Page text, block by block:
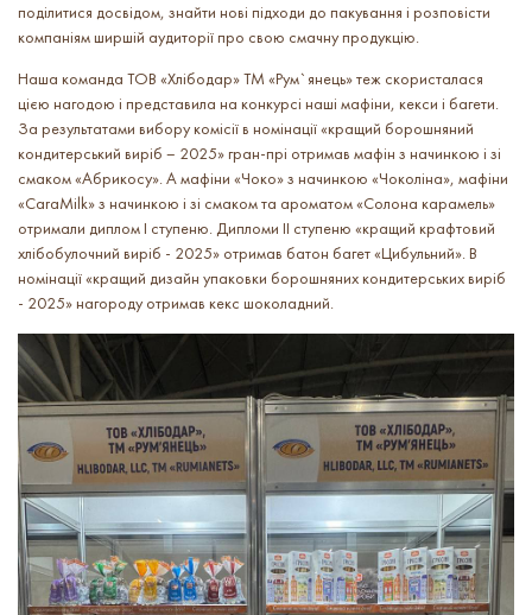
поділитися досвідом, знайти нові підходи до пакування і розповісти
компаніям ширшій аудиторії про свою смачну продукцію.
Наша команда ТОВ «Хлібодар» ТМ «Рум`янець» теж скористалася
цією нагодою і представила на конкурсі наші мафіни, кекси і багети.
За результатами вибору комісії в номінації «кращий борошняний
кондитерський виріб – 2025» гран-прі отримав мафін з начинкою і зі
смаком «Абрикосу». А мафіни «Чоко» з начинкою «Чоколіна», мафіни
«CaraMilk» з начинкою і зі смаком та ароматом «Солона карамель»
отримали диплом I ступеню. Дипломи II ступеню «кращий крафтовий
хлібобулочний виріб - 2025» отримав батон багет «Цибульний». В
номінації «кращий дизайн упаковки борошняних кондитерських виріб
- 2025» нагороду отримав кекс шоколадний.